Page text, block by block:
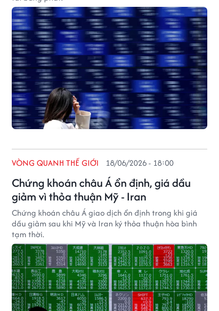
Chứng khoán châu Á ổn định, giá dầu
giảm vì thỏa thuận Mỹ - Iran
VÒNG QUANH THẾ GIỚI 18/06/2026 - 18:00
Chứng khoán châu Á giao dịch ổn định trong khi giá
dầu giảm sau khi Mỹ và Iran ký thỏa thuận hòa bình
tạm thời.